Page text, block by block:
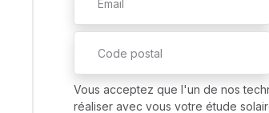
Vous acceptez que l'un de nos
réaliser avec vous votre étude